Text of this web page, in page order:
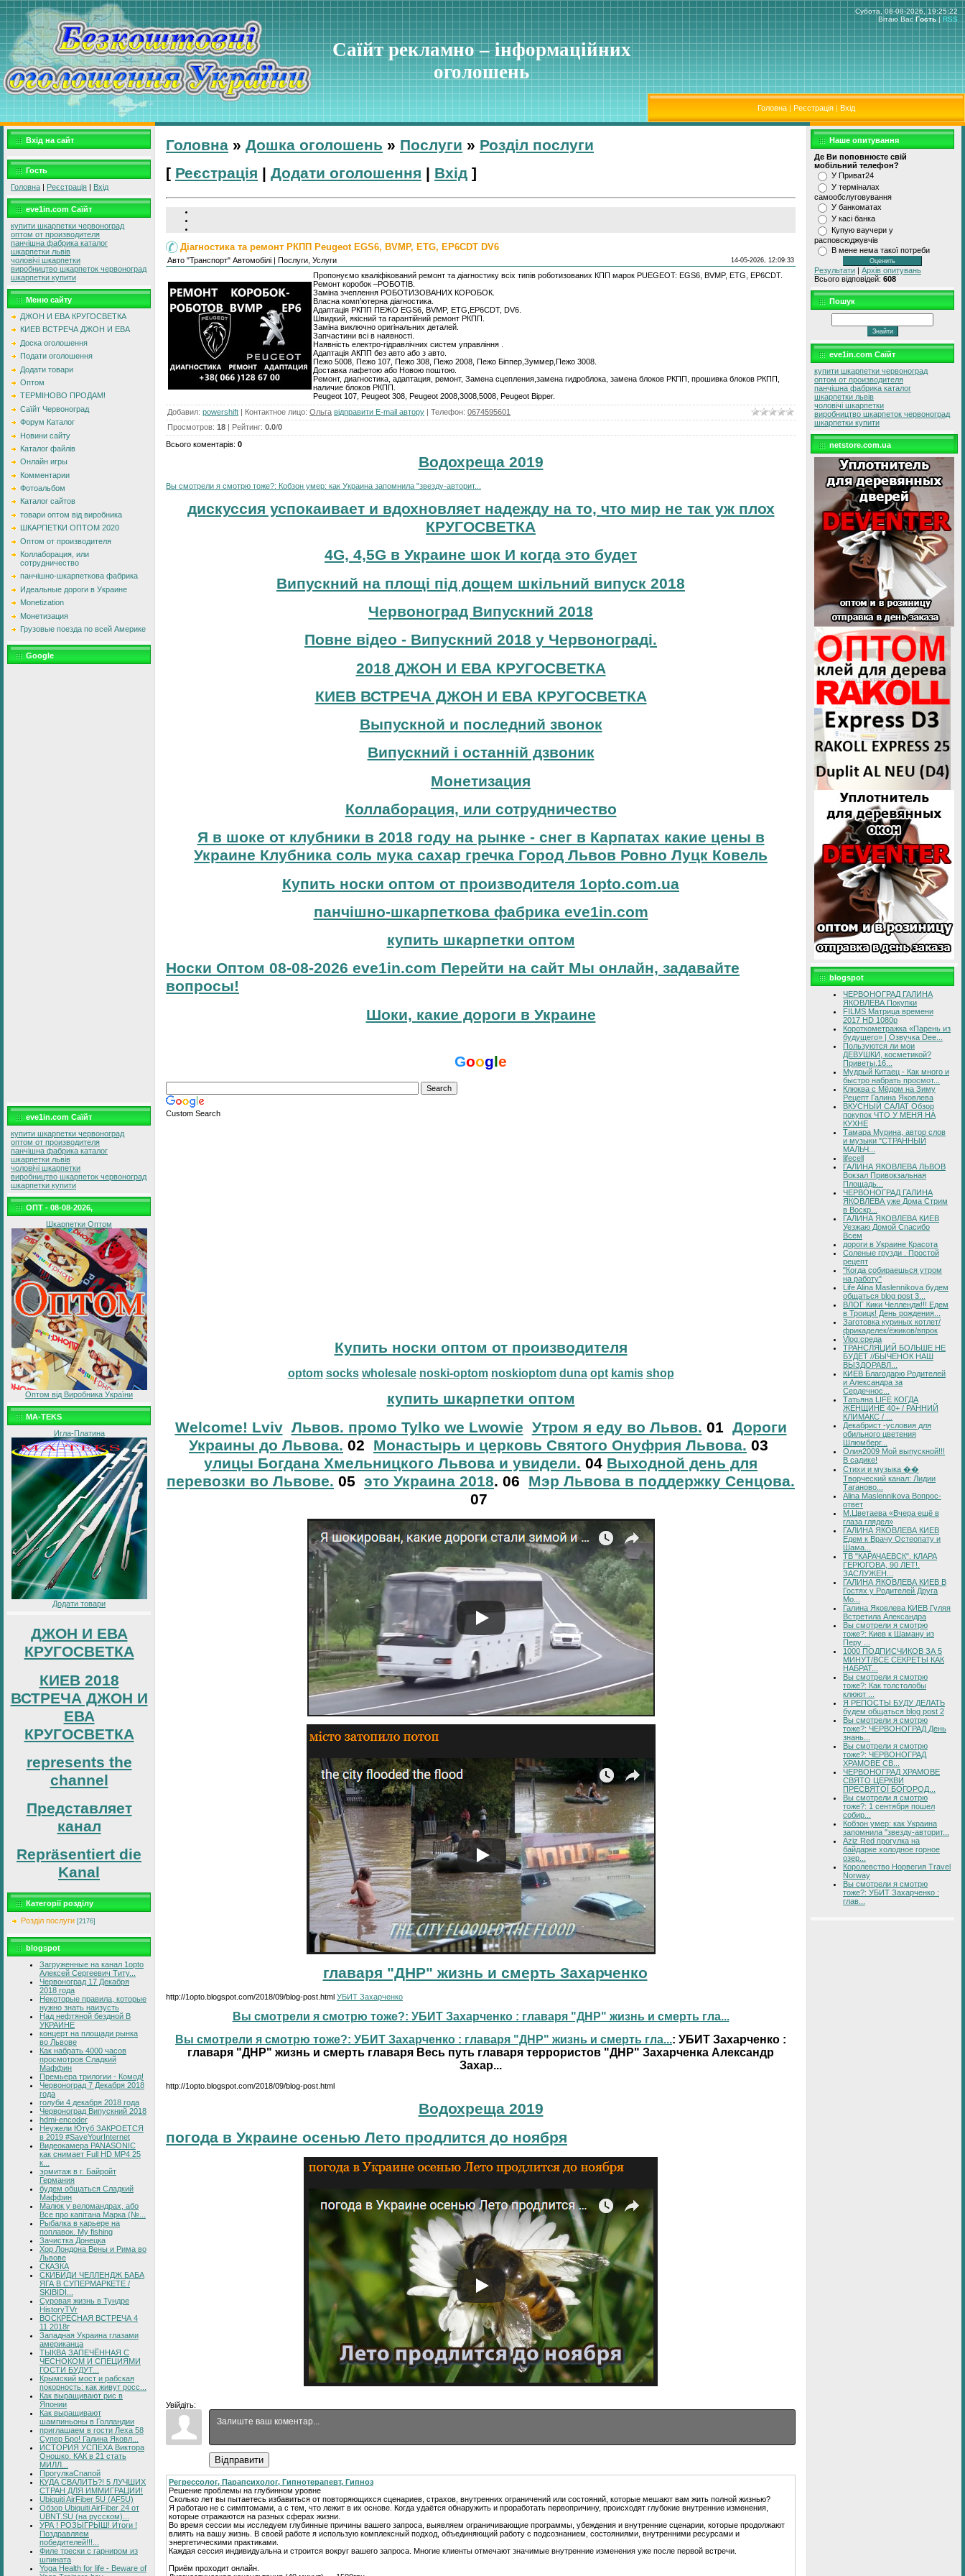
Саїйт рекламно – інформаційних
оголошень
Субота, 08-08-2026, 19:25:22
Вітаю Вас Гость | RSS
Головна | Реєстрація | Вхід
Вхід на сайт
Гость
Головна | Реєстрація | Вхід
eve1in.com Саїйт
купити шкарпетки червоноград
оптом от производителя
панчішна фабрика каталог
шкарпетки львів
чоловічі шкарпетки
виробництво шкарпеток червоноград
шкарпетки купити
Меню сайту
ДЖОН И ЕВА КРУГОСВЕТКА
КИЕВ ВСТРЕЧА ДЖОН И ЕВА
Доска оголошення
Подати оголошення
Додати товари
Оптом
ТЕРМІНОВО ПРОДАМ!
Саїйт Червоноград
Форум Каталог
Новини сайту
Каталог файлів
Онлайн игры
Комментарии
Фотоальбом
Каталог сайтов
товари оптом від виробника
ШКАРПЕТКИ ОПТОМ 2020
Оптом от производителя
Коллаборация, или
сотрудничество
панчішно-шкарпеткова фабрика
Идеальные дороги в Украине
Monetization
Монетизация
Грузовые поезда по всей Америке
Google
eve1in.com Саїйт
купити шкарпетки червоноград
оптом от производителя
панчішна фабрика каталог
шкарпетки львів
чоловічі шкарпетки
виробництво шкарпеток червоноград
шкарпетки купити
ОПТ - 08-08-2026,
Шкарпетки Оптом
Оптом від Виробника України
MA-TEKS
Игла-Платина
Додати товари
ДЖОН И ЕВА
КРУГОСВЕТКА
КИЕВ 2018
ВСТРЕЧА ДЖОН И
ЕВА
КРУГОСВЕТКА
represents the
channel
Представляет
канал
Repräsentiert die
Kanal
Категорії розділу
Розділ послуги [2176]
blogspot
Загруженные на канал 1opto
Алексей Сергеевич Титу...
Червоноград 17 Декабря
2018 года
Некоторые правила, которые
нужно знать наизусть
Над нефтяной бездной В
УКРАИНЕ
концерт на площади рынка
во Львове
Как набрать 4000 часов
просмотров Сладкий
Маффин
Премьера трилогии - Комод!
Червоноград 7 Декабря 2018
года
голуби 4 декабря 2018 года
Червоноград Випускний 2018
hdmi-encoder
Неужели Ютуб ЗАКРОЕТСЯ
в 2019 #SaveYourInternet
Видеокамера PANASONIC
как снимает Full HD MP4 25
к...
эрмитаж в г. Байройт
Германия
будем общаться Сладкий
Маффин
Малюк у веломандрах, або
Все про капітана Марка (№...
Рыбалка в карьере на
поплавок. My fishing
Зачистка Донецка
Хор Лондона Вены и Рима во
Львове
СКАЗКА
СКИБИДИ ЧЕЛЛЕНДЖ БАБА
ЯГА В СУПЕРМАРКЕТЕ /
SKIBIDI...
Суровая жизнь в Тундре
HistoryTVr
ВОСКРЕСНАЯ ВСТРЕЧА 4
11 2018г
Западная Украина глазами
американца
ТЫКВА ЗАПЕЧЁННАЯ С
ЧЕСНОКОМ И СПЕЦИЯМИ
ГОСТИ БУДУТ...
Крымский мост и рабская
покорность: как живут росс...
Как выращивают рис в
Японии
Как выращивают
шампиньоны в Голландии
приглашаем в гости Леха 58
Супер Бро! Галина Яковл...
ИСТОРИЯ УСПЕХА Виктора
Оношко. КАК в 21 стать
МИЛЛ...
ПрогулкаСпапой
КУДА СВАЛИТЬ?! 5 ЛУЧШИХ
СТРАН ДЛЯ ИММИГРАЦИИ!
Ubiquiti AirFiber 5U (AF5U)
Обзор Ubiquiti AirFiber 24 от
UBNT.SU (на русском)...
УРА ! РОЗЫГРЫШ! Итоги !
Поздравляем
победителей!!!...
Филе трески с гарниром из
шпината
Yoga Health for life - Beware of
Головна » Дошка оголошень » Послуги » Розділ послуги
[ Реєстрація | Додати оголошення | Вхід ]
Діагностика та ремонт РКПП Peugeot EGS6, BVMP, ETG, EP6CDT DV6
Авто "Транспорт" Автомобілі | Послуги, Услуги 14-05-2026, 12:09:33
Пропонуємо кваліфікований ремонт та діагностику всіх типів роботизованих КПП марок PUEGEOT: EGS6, BVMP, ETG, EP6CDT.
Ремонт коробок –РОБОТІВ.
Заміна зчеплення РОБОТИЗОВАНИХ КОРОБОК.
Власна комп’ютерна діагностика.
Адаптація РКПП ПЕЖО EGS6, BVMP, ETG,EP6CDT, DV6.
Швидкий, якісний та гарантійний ремонт РКПП.
Заміна виключно оригінальних деталей.
Запчастини всі в наявності.
Наявність електро-гідравлічних систем управління .
Адаптація АКПП без авто або з авто.
Пежо 5008, Пежо 107, Пежо 308, Пежо 2008, Пежо Біппер,Зуммер,Пежо 3008.
Доставка лафетою або Новою поштою.
Ремонт, диагностика, адаптация, ремонт, Замена сцепления,замена гидроблока, замена блоков РКПП, прошивка блоков РКПП,
наличие блоков РКПП.
Peugeot 107, Peugeot 308, Peugeot 2008,3008,5008, Peugeot Bipper.
Добавил: powershift | Контактное лицо: Ольга відправити E-mail автору | Телефон: 0674595601
Просмотров: 18 | Рейтинг: 0.0/0
Всього коментарів: 0
Водохреща 2019
Вы смотрели я смотрю тоже?: Кобзон умер: как Украина запомнила "звезду-авторит...
дискуссия успокаивает и вдохновляет надежду на то, что мир не так уж плох
КРУГОСВЕТКА
4G, 4,5G в Украине шок И когда это будет
Випускний на площі під дощем шкільний випуск 2018
Червоноград Випускний 2018
Повне відео - Випускний 2018 у Червонограді.
2018 ДЖОН И ЕВА КРУГОСВЕТКА
КИЕВ ВСТРЕЧА ДЖОН И ЕВА КРУГОСВЕТКА
Выпускной и последний звонок
Випускний і останній дзвоник
Монетизация
Коллаборация, или сотрудничество
Я в шоке от клубники в 2018 году на рынке - снег в Карпатах какие цены в
Украине Клубника соль мука сахар гречка Город Львов Ровно Луцк Ковель
Купить носки оптом от производителя 1opto.com.ua
панчішно-шкарпеткова фабрика eve1in.com
купить шкарпетки оптом
Носки Оптом 08-08-2026 eve1in.com Перейти на сайт Мы онлайн, задавайте
вопросы!
Шоки, какие дороги в Украине
Google
Custom Search
Купить носки оптом от производителя
optom socks wholesale noski-optom noskioptom duna opt kamis shop
купить шкарпетки оптом
Welcome! Lviv Львов. промо Tylko we Lwowie Утром я еду во Львов. 01 Дороги
Украины до Львова. 02 Монастырь и церковь Святого Онуфрия Львова. 03
улицы Богдана Хмельницкого Львова и увидели. 04 Выходной день для
перевозки во Львове. 05 это Украина 2018. 06 Мэр Львова в поддержку Сенцова.
07
главаря "ДНР" жизнь и смерть Захарченко
http://1opto.blogspot.com/2018/09/blog-post.html УБИТ Захарченко
Вы смотрели я смотрю тоже?: УБИТ Захарченко : главаря "ДНР" жизнь и смерть гла...
Вы смотрели я смотрю тоже?: УБИТ Захарченко : главаря "ДНР" жизнь и смерть гла...: УБИТ Захарченко :
главаря "ДНР" жизнь и смерть главаря Весь путь главаря террористов "ДНР" Захарченка Александр
Захар...
http://1opto.blogspot.com/2018/09/blog-post.html
Водохреща 2019
погода в Украине осенью Лето продлится до ноября
Увійдіть:
Відправити
Регрессолог, Парапсихолог, Гипнотерапевт, Гипноз
Решение проблемы на глубинном уровне
Сколько лет вы пытаетесь избавиться от повторяющихся сценариев, страхов, внутренних ограничений или состояний, которые мешают вам жить полной жизнью?
Я работаю не с симптомами, а с тем, что лежит в их основе. Когда удаётся обнаружить и проработать первопричину, происходят глубокие внутренние изменения,
которые отражаются на разных сферах жизни.
Во время сессии мы исследуем глубинные причины вашего запроса, выявляем ограничивающие программы, убеждения и внутренние сценарии, которые продолжают
влиять на вашу жизнь. В своей работе я использую комплексный подход, объединяющий работу с подсознанием, состояниями, внутренними ресурсами и
энергетическими практиками.
Каждая сессия индивидуальна и строится вокруг вашего запроса. Многие клиенты отмечают значимые внутренние изменения уже после первой встречи.
Приём проходит онлайн.
Наше опитування
Де Ви поповнюєте свiй
мобiльний телефон?
У Приват24
У термiналах
самообслуговування
У банкоматах
У касi банка
Купую ваучери у
расповсюджувчiв
В мене нема такої потреби
Результати | Архів опитувань
Всього відповідей: 608
Пошук
eve1in.com Саїйт
купити шкарпетки червоноград
оптом от производителя
панчішна фабрика каталог
шкарпетки львів
чоловічі шкарпетки
виробництво шкарпеток червоноград
шкарпетки купити
netstore.com.ua
blogspot
ЧЕРВОНОГРАД ГАЛИНА
ЯКОВЛЕВА Покупки
FILMS Матрица времени
2017 HD 1080p
Короткометражка «Парень из
будущего» | Озвучка Dee...
Пользуются ли мои
ДЕВУШКИ, косметикой?
Приветы.16...
Мудрый Китаец - Как много и
быстро набрать просмот...
Клюква с Мёдом на Зиму
Рецепт Галина Яковлева
ВКУСНЫЙ САЛАТ Обзор
покупок ЧТО У МЕНЯ НА
КУХНЕ
Тамара Мурина, автор слов
и музыки "СТРАННЫЙ
МАЛЬЧ...
lifecell
ГАЛИНА ЯКОВЛЕВА ЛЬВОВ
Вокзал Привокзальная
Площадь...
ЧЕРВОНОГРАД ГАЛИНА
ЯКОВЛЕВА уже Дома Стрим
в Воскр...
ГАЛИНА ЯКОВЛЕВА КИЕВ
Уезжаю Домой Спасибо
Всем
дороги в Украине Красота
Соленые грузди . Простой
рецепт
"Когда собираешься утром
на работу"
Life Alina Maslennikova будем
общаться blog post 3...
ВЛОГ Кики Челлендж!!! Едем
в Троицк! День рождения...
Заготовка куриных котлет/
фрикаделек/ёжиков/впрок
Vlog:среда
ТРАНСЛЯЦИЙ БОЛЬШЕ НЕ
БУДЕТ //БЫЧЕНОК НАШ
ВЫЗДОРАВЛ...
КИЕВ Благодарю Родителей
и Александра за
Сердечнос...
Татьяна LIFE КОГДА
ЖЕНЩИНЕ 40+ / РАННИЙ
КЛИМАКС / ...
Декабрист -условия для
обильного цветения
Шлюмберг...
Олия2009 Мой выпускной!!!
В садике!
Стихи и музыка ��
Творческий канал: Лидии
Таганово...
Alina Maslennikova Вопрос-
ответ
М.Цветаева «Вчера ещё в
глаза глядел»
ГАЛИНА ЯКОВЛЕВА КИЕВ
Едем к Врачу Остеопату и
Шама...
ТВ "КАРАЧАЕВСК". КЛАРА
ГЕРЮГОВА, 90 ЛЕТ!.
ЗАСЛУЖЕН...
ГАЛИНА ЯКОВЛЕВА КИЕВ В
Гостях у Родителей Друга
Мо...
Галина Яковлева КИЕВ Гуляя
Встретила Александра
Вы смотрели я смотрю
тоже?: Киев к Шаману из
Перу ...
1000 ПОДПИСЧИКОВ ЗА 5
МИНУТ/ВСЕ СЕКРЕТЫ КАК
НАБРАТ...
Вы смотрели я смотрю
тоже?: Как толстолобы
клюют ...
Я РЕПОСТЫ БУДУ ДЕЛАТЬ
будем общаться blog post 2
Вы смотрели я смотрю
тоже?: ЧЕРВОНОГРАД День
знань...
Вы смотрели я смотрю
тоже?: ЧЕРВОНОГРАД
ХРАМОВЕ СВ...
ЧЕРВОНОГРАД ХРАМОВЕ
СВЯТО ЦЕРКВИ
ПРЕСВЯТОЇ БОГОРОД...
Вы смотрели я смотрю
тоже?: 1 сентября пошел
собир...
Кобзон умер: как Украина
запомнила "звезду-авторит...
Aziz Red прогулка на
байдарке холодное горное
озер...
Королевство Норвегия Travel
Norway
Вы смотрели я смотрю
тоже?: УБИТ Захарченко :
глав...